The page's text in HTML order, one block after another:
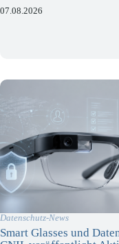
07.08.2026
Datenschutz-News
Smart Glasses und